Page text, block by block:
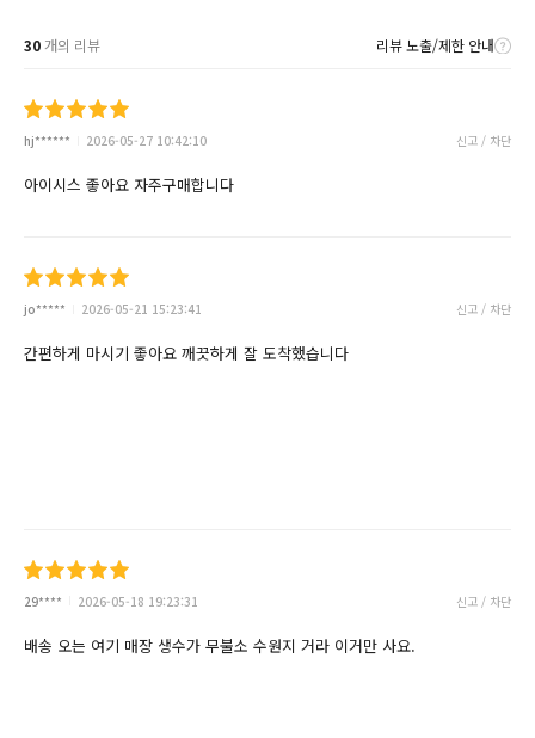
30개의 리뷰 리뷰 노출/제한 안내
hj****** 2026-05-27 10:42:10 신고 / 차단
아이시스 좋아요 자주구매합니다
jo***** 2026-05-21 15:23:41 신고 / 차단
간편하게 마시기 좋아요 깨끗하게 잘 도착했습니다
29**** 2026-05-18 19:23:31 신고 / 차단
배송 오는 여기 매장 생수가 무불소 수원지 거라 이거만 사요.